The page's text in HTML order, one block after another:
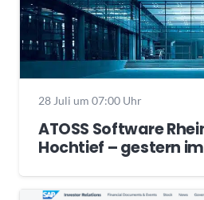
28 Juli um 07:00 Uhr
ATOSS Software
Hochtief – gestern